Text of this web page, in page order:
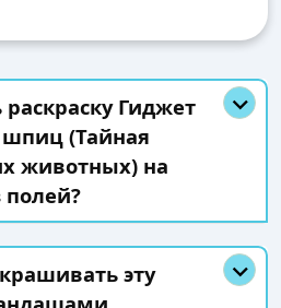
раскраску Гиджет
(Тайная
животных) на
полей?
эту